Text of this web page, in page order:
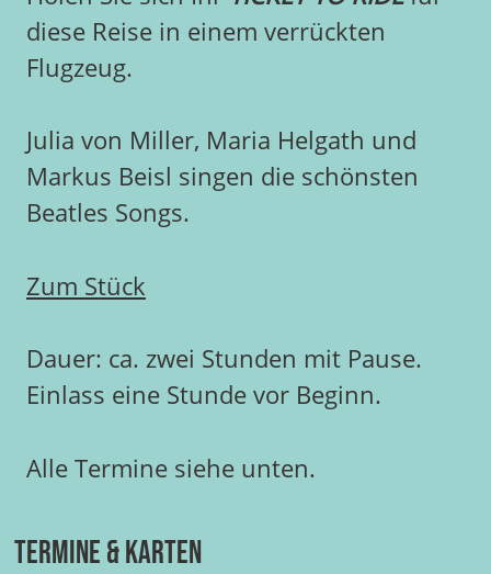
diese Reise in einem verrückten
Flugzeug.
Julia von Miller, Maria Helgath und
Markus Beisl singen die schönsten
Beatles Songs.
Zum Stück
Dauer: ca. zwei Stunden mit Pause.
Einlass eine Stunde vor Beginn.
Alle Termine siehe unten.
Termine & Karten